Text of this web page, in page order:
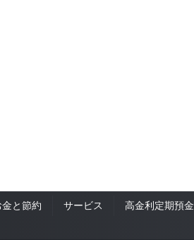
金と節約 サービス 高金利定期預金